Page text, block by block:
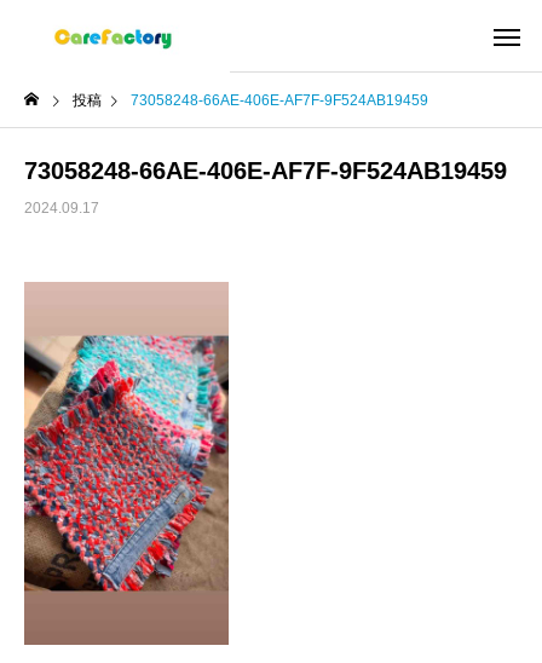
投稿 73058248-66AE-406E-AF7F-9F524AB19459
73058248-66AE-406E-AF7F-9F524AB19459
2024.09.17